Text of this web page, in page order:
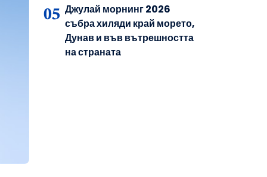
Джулай морнинг 2026
събра хиляди край морето,
Дунав и във вътрешността
на страната